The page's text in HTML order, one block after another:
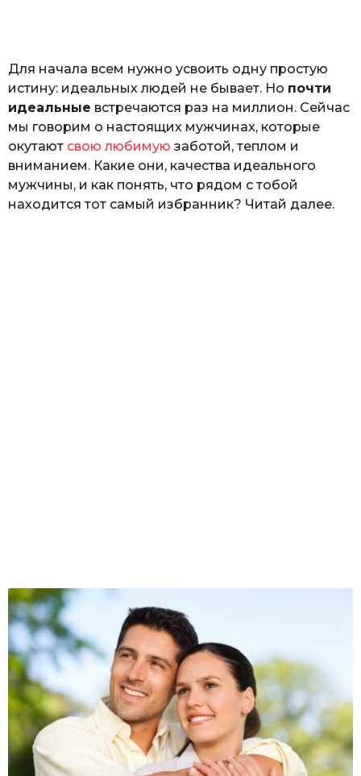
р
к
л
ю
к
Для начала всем нужно усвоить одну простую
истину: идеальных людей не бывает. Но почти
идеальные встречаются раз на миллион. Сейчас
мы говорим о настоящих мужчинах, которые
окутают свою любимую заботой, теплом и
вниманием. Какие они, качества идеального
мужчины, и как понять, что рядом с тобой
находится тот самый избранник? Читай далее.